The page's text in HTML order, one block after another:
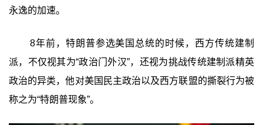
永逸的加速。
8年前，特朗普参选美国总统的时候，西方传统建制
派，不仅视其为“政治门外汉”，还视为挑战传统建制派精英
政治的异类，他对美国民主政治以及西方联盟的撕裂行为被
称之为“特朗普现象”。